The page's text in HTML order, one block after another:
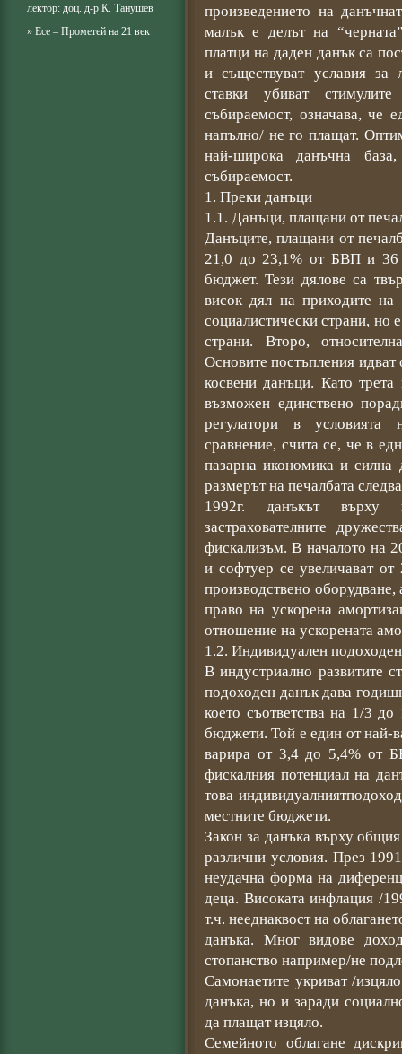
лектор: доц. д-р К. Танушев
» Есе – Прометей на 21 век
произведението на
малък е делът на
платци на даден данък са
и съществуват уславия за
ставки убиват
събираемост, означава, че
напълно/ не го плащат.
най-широка данъчна
събираемост.
1. Преки данъци
1.1. Данъци, плащани от
Данъците, плащани от
21,0 до 23,1% от БВП и 36
бюджет. Тези дялове са
висок дял на приходите
социалистически страни, но
страни. Второ,
Основите постъпления идват
косвени данъци. Като
възможен единствено
регулатори в условията
сравнение, счита се, че в
пазарна икономика и силна
размерът на печалбата
1992г. данъкът върху
застрахователните
фискализъм. В началото на
и софтуер се увеличават
производствено
право на ускорена
отношение на ускорената
1.2. Индивидуален
В индустриално развитите
подоходен данък дава
което съответства на 1/3
бюджети. Той е един от най-
варира от 3,4 до 5,4% от
фискалния потенциал на
това
местните бюджети.
Закон за данъка върху
различни условия. През
неудачна форма на
деца. Високата инфлация /
т.ч. нееднаквост на
данъка. Мног видове
стопанство например/не
Самонаетите укриват /
данъка, но и заради
да плащат изцяло.
Семейното облагане